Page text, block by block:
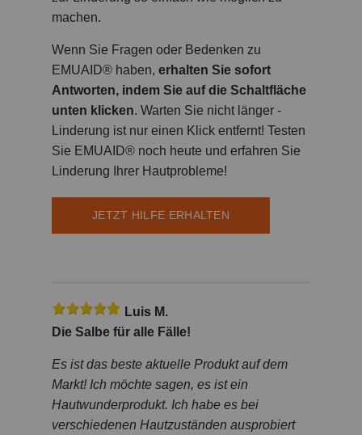
machen.
Wenn Sie Fragen oder Bedenken zu
EMUAID® haben, erhalten Sie sofort
Antworten, indem Sie auf die Schaltfläche
unten klicken. Warten Sie nicht länger -
Linderung ist nur einen Klick entfernt! Testen
Sie EMUAID® noch heute und erfahren Sie
Linderung Ihrer Hautprobleme!
JETZT HILFE ERHALTEN
Luis M.
Die Salbe für alle Fälle!
Es ist das beste aktuelle Produkt auf dem
Markt! Ich möchte sagen, es ist ein
Hautwunderprodukt. Ich habe es bei
verschiedenen Hautzuständen ausprobiert